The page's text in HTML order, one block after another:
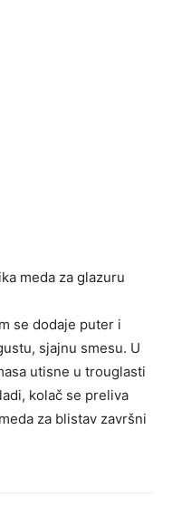
meda za glazuru
se dodaje puter i
sjajnu smesu. U
utisne u trouglasti
kolač se preliva
za blistav završni